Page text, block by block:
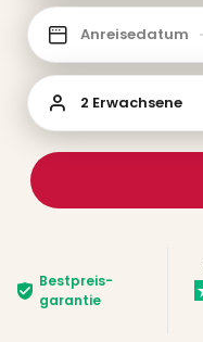
Anreisedatum
2 Erwachsene
Bestpreis­
garantie